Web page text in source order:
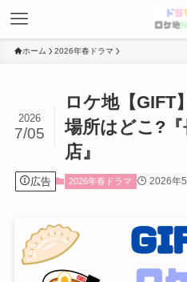
ホーム 2026年春ドラマ
ロケ地【GIFT
場所はどこ?『
店』
2026
7/05
広告 2026年春ドラマ 2026年